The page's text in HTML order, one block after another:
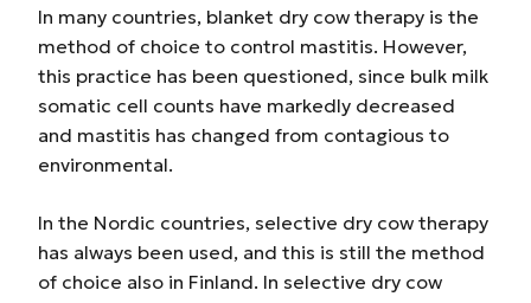
In many countries, blanket dry cow therapy is the
method of choice to control mastitis. However,
this practice has been questioned, since bulk milk
somatic cell counts have markedly decreased
and mastitis has changed from contagious to
environmental.
In the Nordic countries, selective dry cow therapy
has always been used, and this is still the method
of choice also in Finland. In selective dry cow